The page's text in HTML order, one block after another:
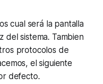
cual será la pantalla
del sistema. Tambien
protocolos de
el siguiente
defecto.